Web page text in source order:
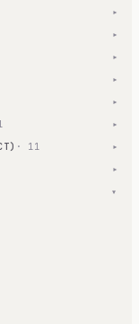
▾
▾
▾
▾
▾
▾
· 11 ▾
▾
▾